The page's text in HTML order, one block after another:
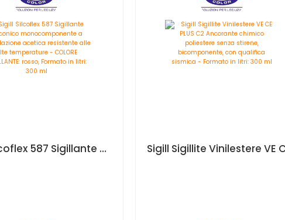
Sigill Silcoflex 587 Sigillante siliconico monocomponente a reticolazione acetica resistente alle alte temperature - COLORE SIGILLANTE: rosso, Formato in litri: 300 ml